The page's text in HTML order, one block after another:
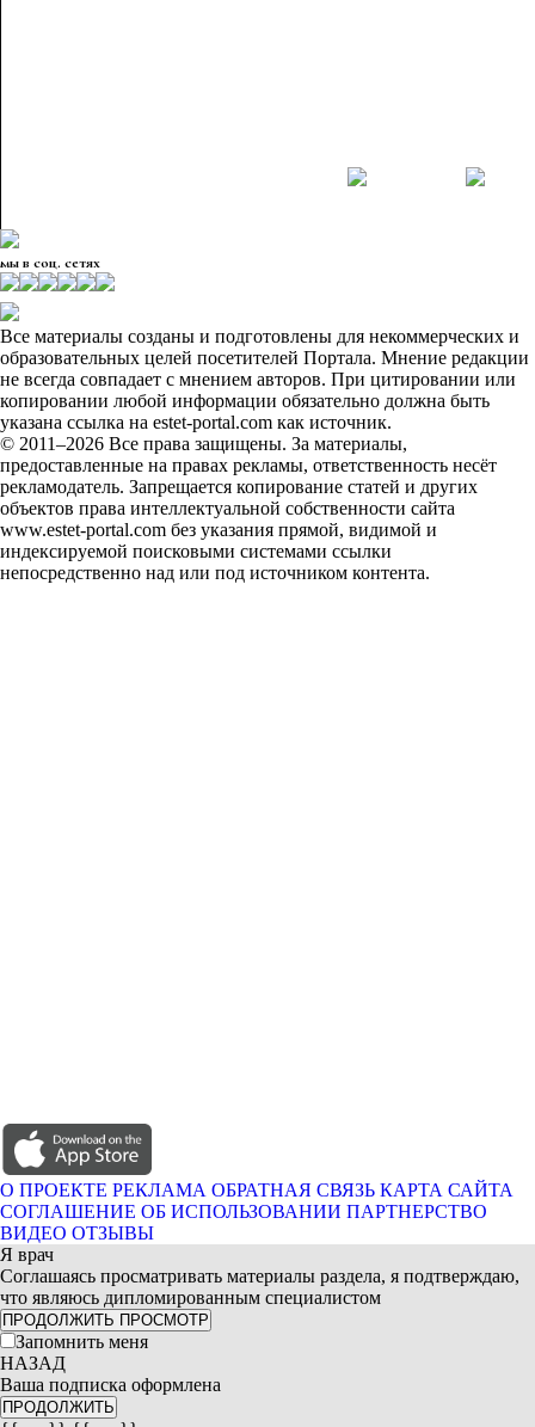
мы в соц. сетях
Все материалы созданы и подготовлены для некоммерческих и
образовательных целей посетителей Портала. Мнение редакции
не всегда совпадает с мнением авторов. При цитировании или
копировании любой информации обязательно должна быть
указана ссылка на estet-portal.com как источник.
© 2011–2026 Все права защищены. За материалы,
предоставленные на правах рекламы, ответственность несёт
рекламодатель. Запрещается копирование статей и других
объектов права интеллектуальной собственности сайта
www.estet-portal.com без указания прямой, видимой и
индексируемой поисковыми системами ссылки
непосредственно над или под источником контента.
О ПРОЕКТЕ РЕКЛАМА ОБРАТНАЯ СВЯЗЬ КАРТА САЙТА
СОГЛАШЕНИЕ ОБ ИСПОЛЬЗОВАНИИ ПАРТНЕРСТВО
ВИДЕО ОТЗЫВЫ
Я врач
Соглашаясь просматривать материалы раздела, я подтверждаю,
что являюсь дипломированным специалистом
ПРОДОЛЖИТЬ ПРОСМОТР
Запомнить меня
НАЗАД
Ваша подписка оформлена
ПРОДОЛЖИТЬ